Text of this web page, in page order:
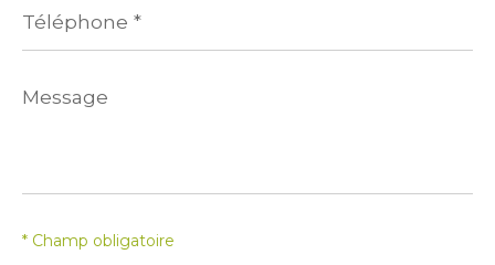
*
Message
*
* Champ obligatoire